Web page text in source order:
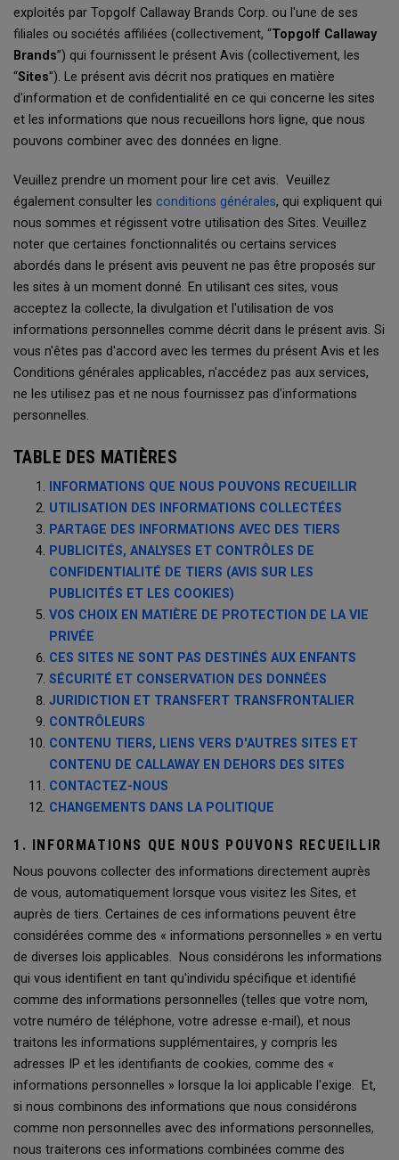
exploités par Topgolf Callaway Brands Corp. ou l'une de ses
filiales ou sociétés affiliées (collectivement, “Topgolf Callaway
Brands”) qui fournissent le présent Avis (collectivement, les
“Sites"). Le présent avis décrit nos pratiques en matière
d'information et de confidentialité en ce qui concerne les sites
et les informations que nous recueillons hors ligne, que nous
pouvons combiner avec des données en ligne.
Veuillez prendre un moment pour lire cet avis. Veuillez
également consulter les conditions générales, qui expliquent qui
nous sommes et régissent votre utilisation des Sites. Veuillez
noter que certaines fonctionnalités ou certains services
abordés dans le présent avis peuvent ne pas être proposés sur
les sites à un moment donné. En utilisant ces sites, vous
acceptez la collecte, la divulgation et l'utilisation de vos
informations personnelles comme décrit dans le présent avis. Si
vous n'êtes pas d'accord avec les termes du présent Avis et les
Conditions générales applicables, n'accédez pas aux services,
ne les utilisez pas et ne nous fournissez pas d'informations
personnelles.
TABLE DES MATIÈRES
INFORMATIONS QUE NOUS POUVONS RECUEILLIR
UTILISATION DES INFORMATIONS COLLECTÉES
PARTAGE DES INFORMATIONS AVEC DES TIERS
PUBLICITÉS, ANALYSES ET CONTRÔLES DE
CONFIDENTIALITÉ DE TIERS (AVIS SUR LES
PUBLICITÉS ET LES COOKIES)
VOS CHOIX EN MATIÈRE DE PROTECTION DE LA VIE
PRIVÉE
CES SITES NE SONT PAS DESTINÉS AUX ENFANTS
SÉCURITÉ ET CONSERVATION DES DONNÉES
JURIDICTION ET TRANSFERT TRANSFRONTALIER
CONTRÔLEURS
CONTENU TIERS, LIENS VERS D'AUTRES SITES ET
CONTENU DE CALLAWAY EN DEHORS DES SITES
CONTACTEZ-NOUS
CHANGEMENTS DANS LA POLITIQUE
1. INFORMATIONS QUE NOUS POUVONS RECUEILLIR
Nous pouvons collecter des informations directement auprès
de vous, automatiquement lorsque vous visitez les Sites, et
auprès de tiers. Certaines de ces informations peuvent être
considérées comme des « informations personnelles » en vertu
de diverses lois applicables. Nous considérons les informations
qui vous identifient en tant qu'individu spécifique et identifié
comme des informations personnelles (telles que votre nom,
votre numéro de téléphone, votre adresse e-mail), et nous
traitons les informations supplémentaires, y compris les
adresses IP et les identifiants de cookies, comme des «
informations personnelles » lorsque la loi applicable l'exige. Et,
si nous combinons des informations que nous considérons
comme non personnelles avec des informations personnelles,
nous traiterons ces informations combinées comme des